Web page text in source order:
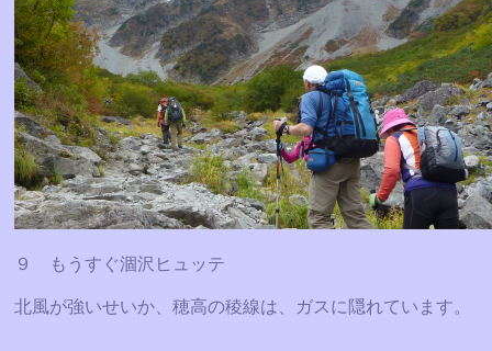
９ もうすぐ涸沢ヒュッテ
北風が強いせいか、穂高の稜線は、ガスに隠れています。